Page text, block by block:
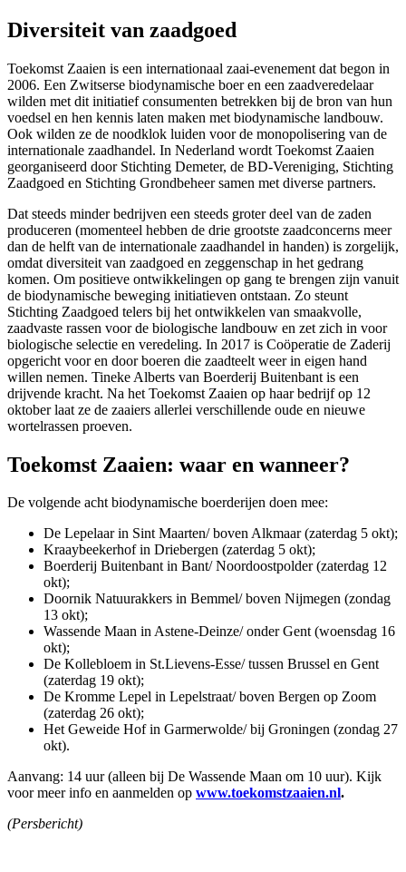
Diversiteit van zaadgoed
Toekomst Zaaien is een internationaal zaai-evenement dat begon in
2006. Een Zwitserse biodynamische boer en een zaadveredelaar
wilden met dit initiatief consumenten betrekken bij de bron van hun
voedsel en hen kennis laten maken met biodynamische landbouw.
Ook wilden ze de noodklok luiden voor de monopolisering van de
internationale zaadhandel. In Nederland wordt Toekomst Zaaien
georganiseerd door Stichting Demeter, de BD-Vereniging, Stichting
Zaadgoed en Stichting Grondbeheer samen met diverse partners.
Dat steeds minder bedrijven een steeds groter deel van de zaden
produceren (momenteel hebben de drie grootste zaadconcerns meer
dan de helft van de internationale zaadhandel in handen) is zorgelijk,
omdat diversiteit van zaadgoed en zeggenschap in het gedrang
komen. Om positieve ontwikkelingen op gang te brengen zijn vanuit
de biodynamische beweging initiatieven ontstaan. Zo steunt
Stichting Zaadgoed telers bij het ontwikkelen van smaakvolle,
zaadvaste rassen voor de biologische landbouw en zet zich in voor
biologische selectie en veredeling. In 2017 is Coöperatie de Zaderij
opgericht voor en door boeren die zaadteelt weer in eigen hand
willen nemen. Tineke Alberts van Boerderij Buitenbant is een
drijvende kracht. Na het Toekomst Zaaien op haar bedrijf op 12
oktober laat ze de zaaiers allerlei verschillende oude en nieuwe
wortelrassen proeven.
Toekomst Zaaien: waar en wanneer?
De volgende acht biodynamische boerderijen doen mee:
De Lepelaar in Sint Maarten/ boven Alkmaar (zaterdag 5 okt);
Kraaybeekerhof in Driebergen (zaterdag 5 okt);
Boerderij Buitenbant in Bant/ Noordoostpolder (zaterdag 12
okt);
Doornik Natuurakkers in Bemmel/ boven Nijmegen (zondag
13 okt);
Wassende Maan in Astene-Deinze/ onder Gent (woensdag 16
okt);
De Kollebloem in St.Lievens-Esse/ tussen Brussel en Gent
(zaterdag 19 okt);
De Kromme Lepel in Lepelstraat/ boven Bergen op Zoom
(zaterdag 26 okt);
Het Geweide Hof in Garmerwolde/ bij Groningen (zondag 27
okt).
Aanvang: 14 uur (alleen bij De Wassende Maan om 10 uur). Kijk
voor meer info en aanmelden op www.toekomstzaaien.nl.
(Persbericht)